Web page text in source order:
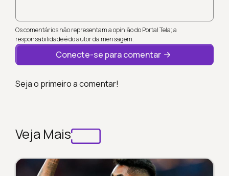
Os comentários não representam a opinião do Portal Tela; a
responsabilidade é do autor da mensagem.
Conecte-se para comentar
Seja o primeiro a comentar!
Veja Mais